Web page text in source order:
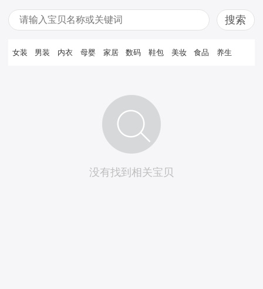
女装 男装 内衣 母婴 家居 数码 鞋包 美妆 食品 养生
没有找到相关宝贝